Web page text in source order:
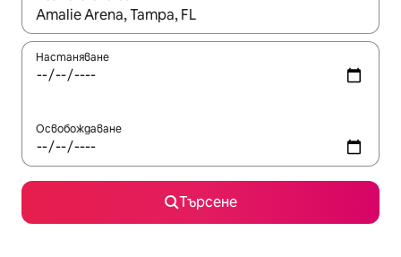
Когато резултатите се покажат, използвайте
Настаняване
Освобождаване
Търсене